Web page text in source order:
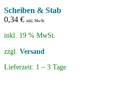
Scheiben & Stab
0,34 € inkl. MwSt.
inkl. 19 % MwSt.
zzgl. Versand
Lieferzeit: 1 – 3 Tage